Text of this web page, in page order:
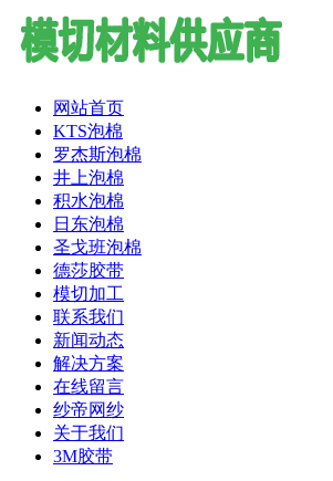
网站首页
KTS泡棉
罗杰斯泡棉
井上泡棉
积水泡棉
日东泡棉
圣戈班泡棉
德莎胶带
模切加工
联系我们
新闻动态
解决方案
在线留言
纱帝网纱
关于我们
3M胶带